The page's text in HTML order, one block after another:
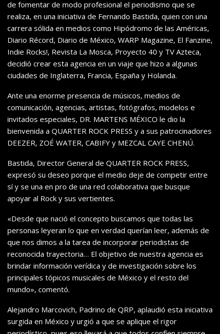
de fomentar de modo profesional el periodismo que se
realiza, en una iniciativa de Fernando Bastida, quien con una
carrera sólida en medios como Hipódromo de las Américas,
Diario Récord, Diario de México, WARP Magazine, El Fanzine,
Indie Rocks!, Revista La Mosca, Proyecto 40 y TV Azteca,
decidió crear esta agencia en un viaje que hizo a algunas
ciudades de Inglaterra, Francia, España y Holanda.
Ante una enorme presencia de músicos, medios de
comunicación, agencias, artistas, fotógrafos, modelos e
invitados especiales, DR. MARTENS MÉXICO le dio la
bienvenida a QUARTER ROCK PRESS y a sus patrocinadores
DEEZER, ZOÉ WATER, CABIFY y MEZCAL CAYE CHENÚ.
Bastida, Director General de QUARTER ROCK PRESS,
expresó su deseo porque el medio deje de competir entre
sí y se una en pro de una red colaborativa que busque
apoyar al Rock y sus vertientes.
«Desde que nació el concepto buscamos que todas las
personas leyeran lo que en verdad querían leer, además de
que nos dimos a la tarea de incorporar periodistas de
reconocida trayectoria… El objetivo de nuestra agencia es
brindar información verídica y de investigación sobre los
principales tópicos musicales de México y el resto del
mundo», comentó.
Alejandro Marcovich, Padrino de QRP, aplaudió esta iniciativa
surgida en México y urgió a que se aplique el rigor